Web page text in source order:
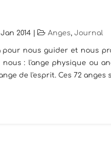
2014 Anges, Journal
pour nous guider et nous
: l'ange physique ou
de l'esprit. Ces 72 anges